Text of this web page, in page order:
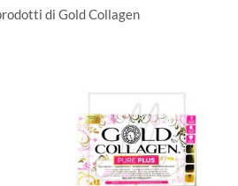
di Gold Collagen